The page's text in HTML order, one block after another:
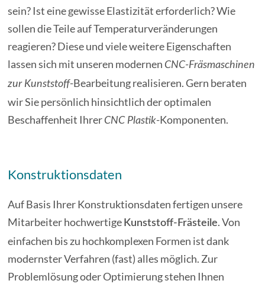
sein? Ist eine gewisse Elastizität erforderlich? Wie
sollen die Teile auf Temperaturveränderungen
reagieren? Diese und viele weitere Eigenschaften
lassen sich mit unseren modernen CNC-Fräsmaschinen
zur Kunststoff-Bearbeitung realisieren. Gern beraten
wir Sie persönlich hinsichtlich der optimalen
Beschaffenheit Ihrer CNC Plastik-Komponenten.
Konstruktionsdaten
Auf Basis Ihrer Konstruktionsdaten fertigen unsere
Mitarbeiter hochwertige Kunststoff-Frästeile. Von
einfachen bis zu hochkomplexen Formen ist dank
modernster Verfahren (fast) alles möglich. Zur
Problemlösung oder Optimierung stehen Ihnen